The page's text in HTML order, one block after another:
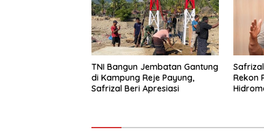
TNI Bangun Jembatan Gantung
di Kampung Reje Payung,
Safrizal Beri Apresiasi
Rekon